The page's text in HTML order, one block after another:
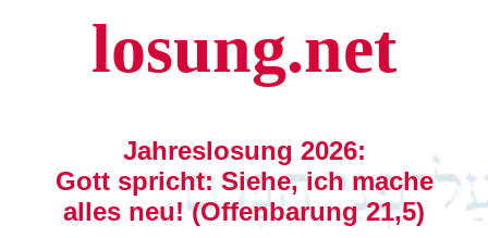
losung.net
Jahreslosung 2026:
Gott spricht: Siehe, ich mache
alles neu! (Offenbarung 21,5)